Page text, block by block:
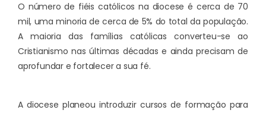
O número de fiéis católicos na diocese é cerca de 70
mil, uma minoria de cerca de 5% do total da população.
A maioria das famílias católicas converteu-se ao
Cristianismo nas últimas décadas e ainda precisam de
aprofundar e fortalecer a sua fé.
A diocese planeou introduzir cursos de formação para